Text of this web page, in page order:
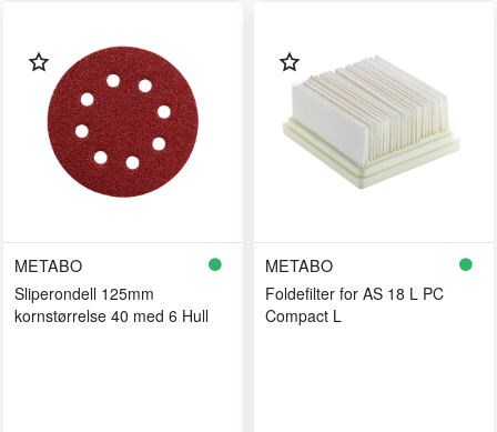
METABO
Sliperondell 125mm
kornstørrelse 40 med 6 Hull
METABO
Foldefilter for AS 18 L PC
Compact L